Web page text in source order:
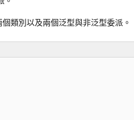
類別以及兩個泛型與非泛型委派。